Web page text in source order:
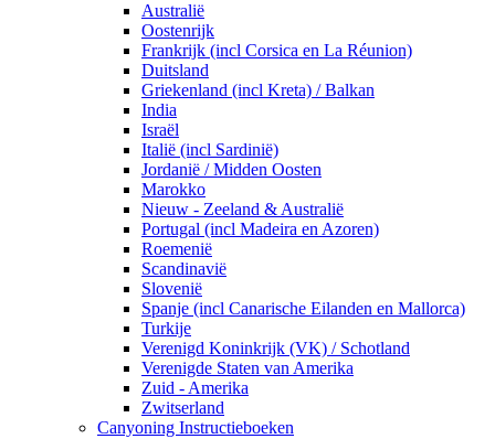
Australië
Oostenrijk
Frankrijk (incl Corsica en La Réunion)
Duitsland
Griekenland (incl Kreta) / Balkan
India
Israël
Italië (incl Sardinië)
Jordanië / Midden Oosten
Marokko
Nieuw - Zeeland & Australië
Portugal (incl Madeira en Azoren)
Roemenië
Scandinavië
Slovenië
Spanje (incl Canarische Eilanden en Mallorca)
Turkije
Verenigd Koninkrijk (VK) / Schotland
Verenigde Staten van Amerika
Zuid - Amerika
Zwitserland
Canyoning Instructieboeken